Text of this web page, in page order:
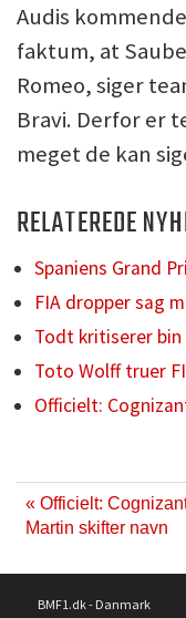
Audis
faktum, at
Romeo, siger
Bravi. Derfor er
meget de kan
RELATEREDE
Spaniens Grand
FIA dropper sag
Todt kritiserer bin
Toto Wolff truer
Officielt:
« Officielt:
Martin skifter navn
BMF1.dk - Danmark